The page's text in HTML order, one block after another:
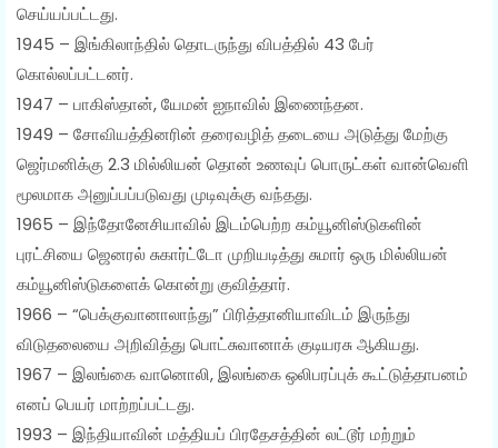
செய்யப்பட்டது.
1945 – இங்கிலாந்தில் தொடருந்து விபத்தில் 43 பேர்
கொல்லப்பட்டனர்.
1947 – பாகிஸ்தான், யேமன் ஐநாவில் இணைந்தன.
1949 – சோவியத்தினரின் தரைவழித் தடையை அடுத்து மேற்கு
ஜெர்மனிக்கு 2.3 மில்லியன் தொன் உணவுப் பொருட்கள் வான்வெளி
மூலமாக அனுப்பப்படுவது முடிவுக்கு வந்தது.
1965 – இந்தோனேசியாவில் இடம்பெற்ற கம்யூனிஸ்டுகளின்
புரட்சியை ஜெனரல் சுகார்ட்டோ முறியடித்து சுமார் ஒரு மில்லியன்
கம்யூனிஸ்டுகளைக் கொன்று குவித்தார்.
1966 – “பெக்குவானாலாந்து” பிரித்தானியாவிடம் இருந்து
விடுதலையை அறிவித்து பொட்சுவானாக் குடியரசு ஆகியது.
1967 – இலங்கை வானொலி, இலங்கை ஒலிபரப்புக் கூட்டுத்தாபனம்
எனப் பெயர் மாற்றப்பட்டது.
1993 – இந்தியாவின் மத்தியப் பிரதேசத்தின் லட்டூர் மற்றும்